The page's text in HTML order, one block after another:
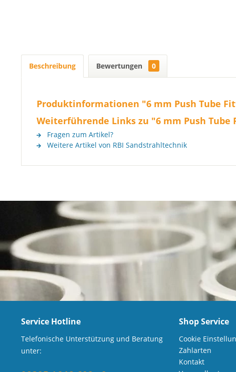
Beschreibung Bewertungen 0
Produktinformationen "6 mm Push Tube
Weiterführende Links zu "6 mm Push Tube
Fragen zum Artikel?
Weitere Artikel von RBI Sandstrahltechnik
Service Hotline
Telefonische Unterstützung und Beratung
unter:
Shop Service
Cookie
Zahlarten
Kontakt